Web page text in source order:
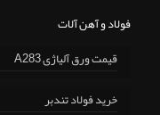
فولاد و آهن آلات
قیمت ورق آلیاژی A283
خرید فولاد تندبر